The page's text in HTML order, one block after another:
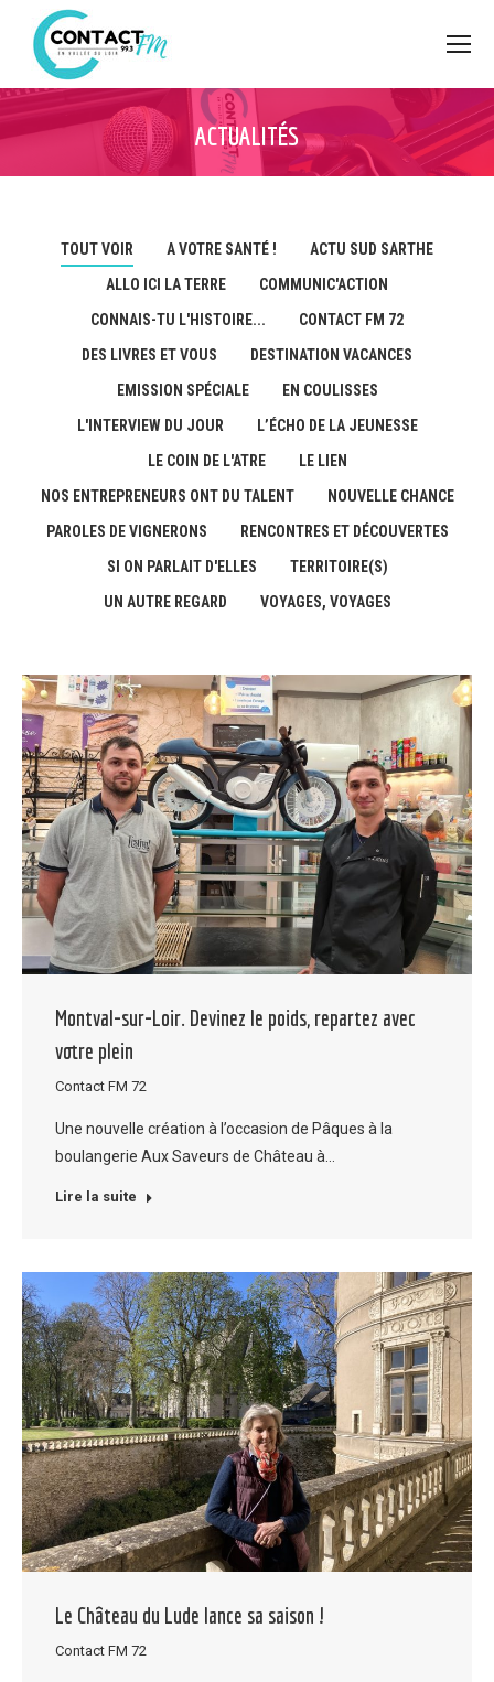
ACTUALITÉS
TOUT VOIR A VOTRE SANTÉ !
ACTU SUD SARTHE
ALLO ICI LA TERRE
COMMUNIC'ACTION
CONNAIS-TU L'HISTOIRE...
CONTACT FM 72
DES LIVRES ET VOUS
DESTINATION VACANCES
EMISSION SPÉCIALE
EN COULISSES
L'INTERVIEW DU JOUR
L’ÉCHO DE LA JEUNESSE
LE COIN DE L'ATRE
LE LIEN
NOS ENTREPRENEURS ONT DU TALENT
NOUVELLE CHANCE
PAROLES DE VIGNERONS
RENCONTRES ET DÉCOUVERTES
SI ON PARLAIT D'ELLES
TERRITOIRE(S)
UN AUTRE REGARD
VOYAGES, VOYAGES
Montval-sur-Loir. Devinez le poids, repartez avec
votre plein
Contact FM 72
Une nouvelle création à l’occasion de Pâques à la
boulangerie Aux Saveurs de Château à…
Lire la suite
Le Château du Lude lance sa saison !
Contact FM 72